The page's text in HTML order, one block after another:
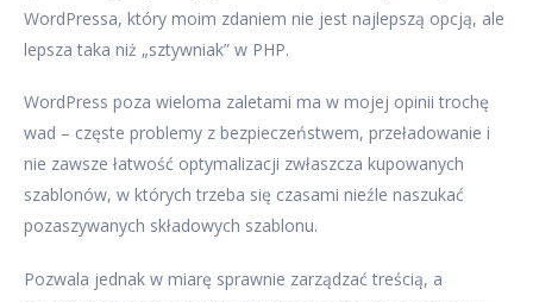
WordPressa, który moim zdaniem nie jest najlepszą opcją, ale
lepsza taka niż „sztywniak” w PHP.
WordPress poza wieloma zaletami ma w mojej opinii trochę
wad – częste problemy z bezpieczeństwem, przeładowanie i
nie zawsze łatwość optymalizacji zwłaszcza kupowanych
szablonów, w których trzeba się czasami nieźle naszukać
pozaszywanych składowych szablonu.
Pozwala jednak w miarę sprawnie zarządzać treścią, a